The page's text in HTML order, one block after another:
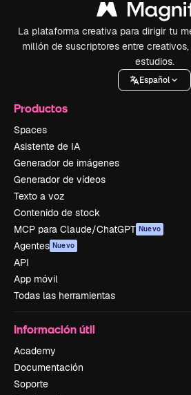
La plataforma creativa para dirigir tu
millón de suscriptores entre
estudios.
Español
Productos
Spaces
Asistente de IA
Generador de imágenes
Generador de vídeos
Texto a voz
Contenido de stock
MCP para Claude/ChatGPT Nuevo
Agentes Nuevo
API
App móvil
Todas las herramientas
Información útil
Academy
Documentación
Soporte